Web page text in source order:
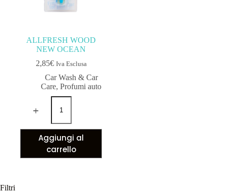
ALLFRESH WOOD
NEW OCEAN
2,85€ Iva Esclusa
Car Wash & Car
Care,Profumi auto
Aggiungi al
carrello
Filtri